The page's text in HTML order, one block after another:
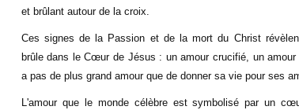
et brûlant autour de la croix.
Ces signes de la Passion et de la mort du Christ
brûle dans le Cœur de Jésus : un amour crucifié, un
a pas de plus grand amour que de donner sa vie pour ses
L'amour que le monde célèbre est symbolisé par un